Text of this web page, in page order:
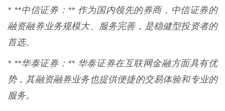
* **中信证券：** 作为国内领先的券商，中信证券的
融资融券业务规模大、服务完善，是稳健型投资者的
首选。
* **华泰证券：** 华泰证券在互联网金融方面具有优
势，其融资融券业务也提供便捷的交易体验和专业的
服务。